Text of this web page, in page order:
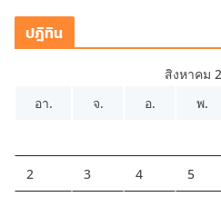
ปฎิทิน
สิงหาคม
อา.
จ. อ. พ.
2 3 4 5